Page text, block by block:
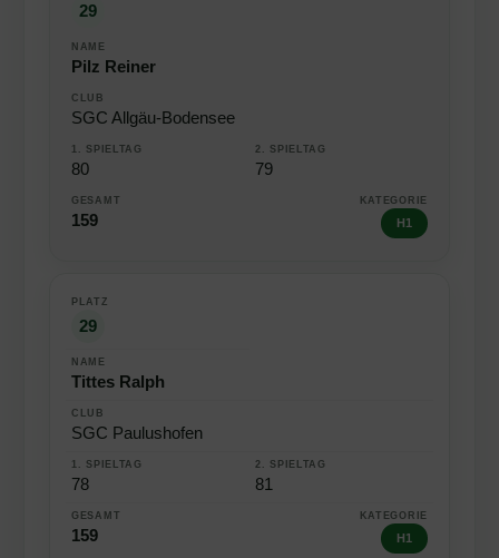
29
Pilz Reiner
SGC Allgäu-Bodensee
80 79
159 H1
29
Tittes Ralph
SGC Paulushofen
78 81
159 H1